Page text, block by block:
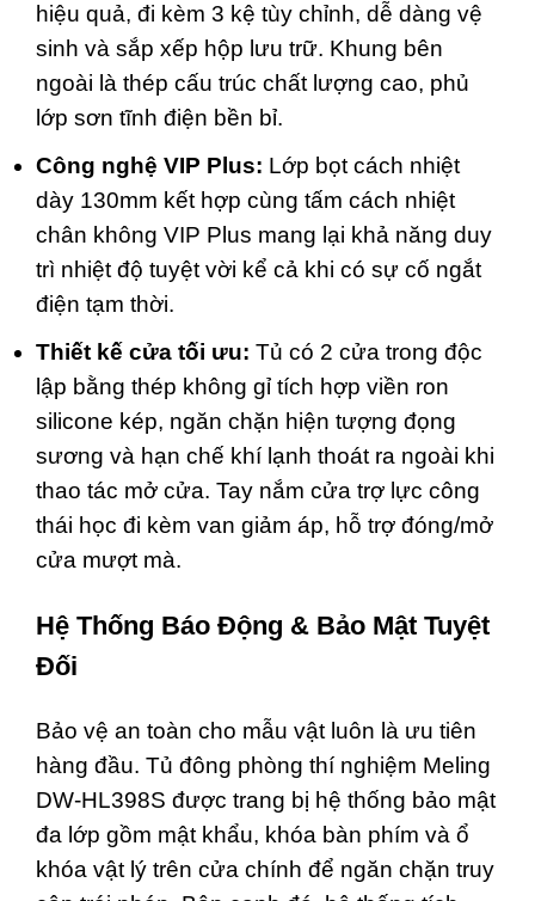
hiệu quả, đi kèm 3 kệ tùy chỉnh, dễ dàng vệ
sinh và sắp xếp hộp lưu trữ. Khung bên
ngoài là thép cấu trúc chất lượng cao, phủ
lớp sơn tĩnh điện bền bỉ.
Công nghệ VIP Plus: Lớp bọt cách nhiệt
dày 130mm kết hợp cùng tấm cách nhiệt
chân không VIP Plus mang lại khả năng duy
trì nhiệt độ tuyệt vời kể cả khi có sự cố ngắt
điện tạm thời.
Thiết kế cửa tối ưu: Tủ có 2 cửa trong độc
lập bằng thép không gỉ tích hợp viền ron
silicone kép, ngăn chặn hiện tượng đọng
sương và hạn chế khí lạnh thoát ra ngoài khi
thao tác mở cửa. Tay nắm cửa trợ lực công
thái học đi kèm van giảm áp, hỗ trợ đóng/mở
cửa mượt mà.
Hệ Thống Báo Động & Bảo Mật Tuyệt
Đối
Bảo vệ an toàn cho mẫu vật luôn là ưu tiên
hàng đầu. Tủ đông phòng thí nghiệm Meling
DW-HL398S được trang bị hệ thống bảo mật
đa lớp gồm mật khẩu, khóa bàn phím và ổ
khóa vật lý trên cửa chính để ngăn chặn truy